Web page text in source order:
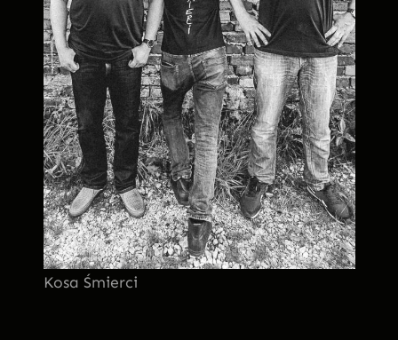
Kosa Śmierci